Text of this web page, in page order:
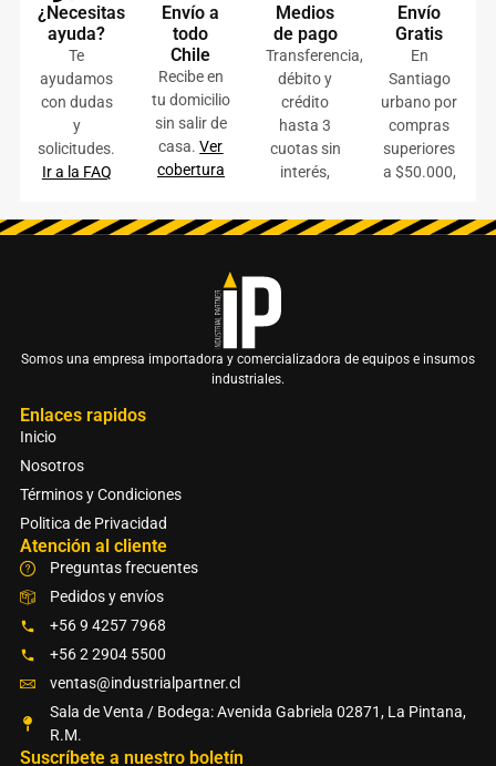
¿Necesitas
ayuda?
Te
ayudamos
con dudas
y
solicitudes.
Ir a la FAQ
Envío a
todo
Chile
Recibe en
tu domicilio
sin salir de
casa.Ver
cobertura
Medios
de pago
Transferencia,
débito y
crédito
hasta 3
cuotas sin
interés,
Envío
Gratis
En
Santiago
urbano por
compras
superiores
a $50.000,
Somos una empresa importadora y comercializadora de equipos e insumos
industriales.
Enlaces rapidos
Inicio
Nosotros
Términos y Condiciones
Politica de Privacidad
Atención al cliente
Preguntas frecuentes
Pedidos y envíos
+56 9 4257 7968
+56 2 2904 5500
ventas@industrialpartner.cl
Sala de Venta / Bodega: Avenida Gabriela 02871, La Pintana,
R.M.
Suscríbete a nuestro boletín​